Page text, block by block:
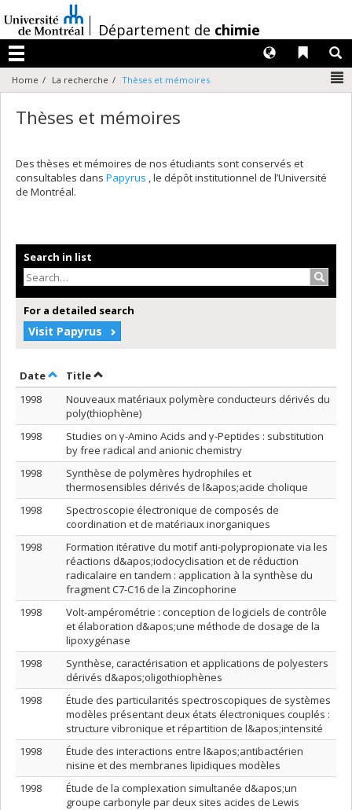
au
contenu
/Département de chimie
Menu
Liens
Langues
Home La recherche Thèses et mémoires
Thèses et mémoires
Des thèses et mémoires de nos étudiants sont conservés et
consultables dans Papyrus , le dépôt institutionnel de l’Université
de Montréal.
Search in list
For a detailed search
Visit Papyrus
DateSort by date in descending order
TitleSort by title in descending order
1998
Nouveaux matériaux polymère conducteurs dérivés du
poly(thiophène)
1998
Studies on γ-Amino Acids and γ-Peptides : substitution
by free radical and anionic chemistry
1998
Synthèse de polymères hydrophiles et
thermosensibles dérivés de l&apos;acide cholique
1998
Spectroscopie électronique de composés de
coordination et de matériaux inorganiques
1998
Formation itérative du motif anti-polypropionate via les
réactions d&apos;iodocyclisation et de réduction
radicalaire en tandem : application à la synthèse du
fragment C7-C16 de la Zincophorine
1998
Volt-ampérométrie : conception de logiciels de contrôle
et élaboration d&apos;une méthode de dosage de la
lipoxygénase
1998
Synthèse, caractérisation et applications de polyesters
dérivés d&apos;oligothiophènes
1998
Étude des particularités spectroscopiques de systèmes
modèles présentant deux états électroniques couplés :
structure vibronique et répartition de l&apos;intensité
1998
Étude des interactions entre l&apos;antibactérien
nisine et des membranes lipidiques modèles
1998
Étude de la complexation simultanée d&apos;un
groupe carbonyle par deux sites acides de Lewis